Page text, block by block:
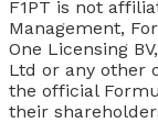
F1PT is not
Management,
One Licensing
Ltd or any other
the official
their